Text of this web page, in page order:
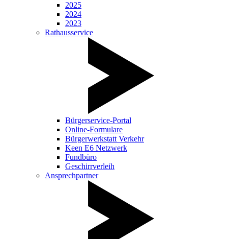
2025
2024
2023
Rathausservice
Bürgerservice-Portal
Online-Formulare
Bürgerwerkstatt Verkehr
Keen E6 Netzwerk
Fundbüro
Geschirrverleih
Ansprechpartner